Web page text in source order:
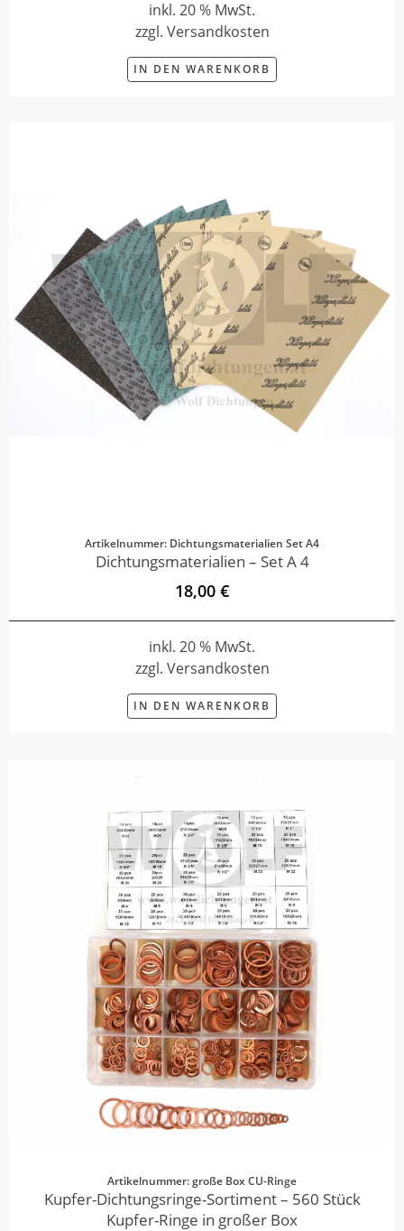
inkl. 20 % MwSt.
zzgl. Versandkosten
IN DEN WARENKORB
Artikelnummer: Dichtungsmaterialien Set A4
Dichtungsmaterialien – Set A 4
18,00 €
inkl. 20 % MwSt.
zzgl. Versandkosten
IN DEN WARENKORB
Artikelnummer: große Box CU-Ringe
Kupfer-Dichtungsringe-Sortiment – 560 Stück
Kupfer-Ringe in großer Box